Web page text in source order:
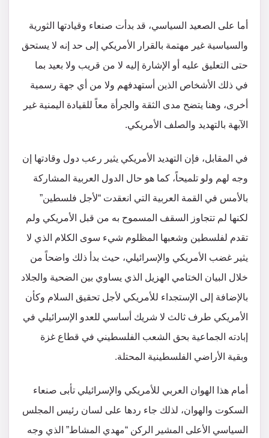
أما على الصعيد السياسي، قد بدأت صنعاء وقيادتها الثورية
والسياسية غير مهتمة بالقرار الأمريكي إلى حد إنه لا يستحق
حتى التعليق عليه أو الإشارة إليه لا من قريب ولا بعيد بما
في ذلك الأشخاص الذين أستهدفهم ولا من أي جهة رسمية
أخرى، وهنا يتضح مدى الثقة والجرأة معاً للقيادة اليمنية غير
الآبهة بالتهديد والصلف الأمريكي.
في المقابل، فإن التهديد الأمريكي يثير رعب دول وقادتها إن
وجه لهم ولو تلميحاً، كما هو حال الدول العربية المشاركة
بالأمس في القمة العربية التي انعقدت “لأجل فلسطين”
لكنها لم تتجاوز السقف المسموح به من قبل الأمريكي ولم
تقدم لفلسطين وشعبها المظلوم شيء سوى الكلام الذي لا
يثير غضب الأمريكي والإسرائيلي، حيث بدأ ذلك واضحاً من
خلال البيان الختامي الهزيل الذي يساوي بين الضحية والجلاد
بالإضافة إلى الإستجداء للأمريكي لأجل تحقيق السلام وكأن
الأمريكي طرف ثالث لا شريك أساسي للعدو الإسرائيلي في
إبادته الجماعية بحق الشعب الفلسطيني في قطاع غزة
وبقية الأراضي الفلسطينية المحتلة.
أمام هذا الهوان العربي للأمريكي والإسرائيلي تأبى صنعاء
السكوت والهوان، لذلك جاء ردها على لسان رئيس المجلس
السياسي الأعلى المشير الركن “مهدي المشاط” الذي وجه